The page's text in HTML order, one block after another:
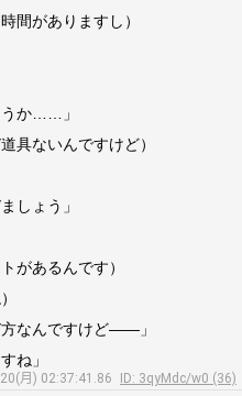
間がありますし）
うか……」
具ないんですけど）
しょう」
があるんです）
なんですけど――」
ね」
月) 02:37:41.86
ID: 3qyMdc/w0 (36)